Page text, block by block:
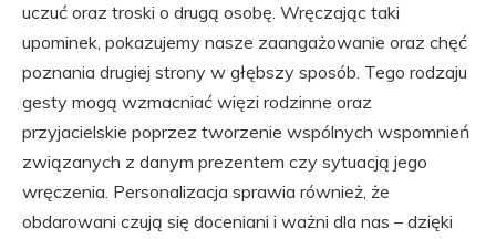
uczuć oraz troski o drugą osobę. Wręczając taki
upominek, pokazujemy nasze zaangażowanie oraz chęć
poznania drugiej strony w głębszy sposób. Tego rodzaju
gesty mogą wzmacniać więzi rodzinne oraz
przyjacielskie poprzez tworzenie wspólnych wspomnień
związanych z danym prezentem czy sytuacją jego
wręczenia. Personalizacja sprawia również, że
obdarowani czują się doceniani i ważni dla nas – dzięki